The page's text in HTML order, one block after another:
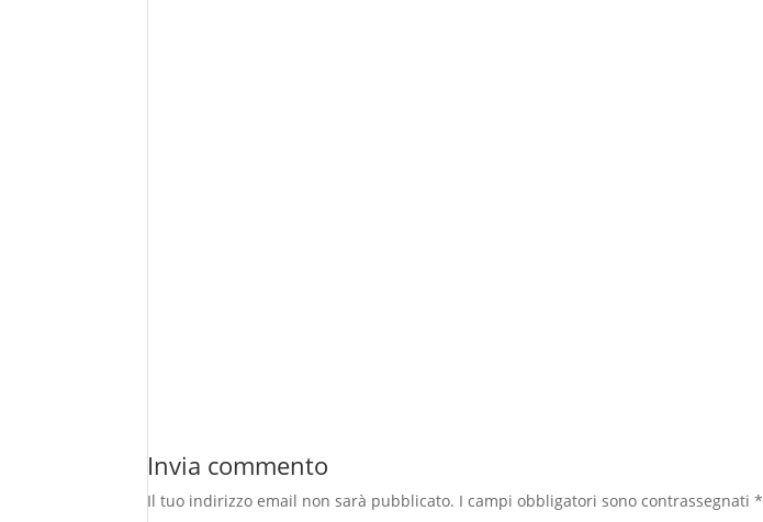
Invia commento
Il tuo indirizzo email non sarà pubblicato. I campi obbligatori sono contrassegnati*